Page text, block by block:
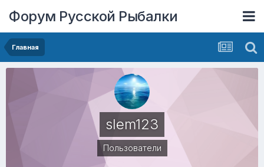
Форум Русской Рыбалки
Главная
slem123
Пользователи